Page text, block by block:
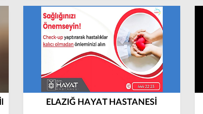
ELAZIĞ HAYAT HASTANESİ